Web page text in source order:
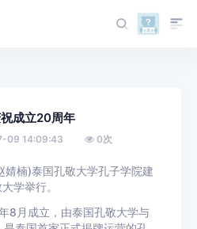
成立20周年
09 14:09:43 0次
婧楠)泰国孔敬大学孔子学院建
学举行。
8月成立，由泰国孔敬大学与